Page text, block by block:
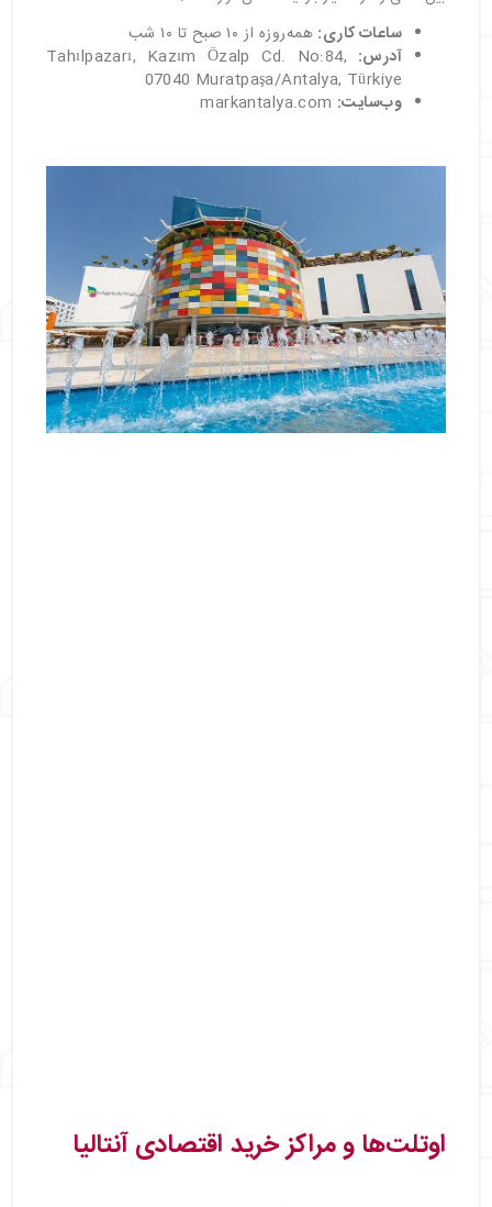
ساعات کاری: همه‌روزه از ۱۰ صبح تا ۱۰ شب
آدرس: Tahılpazarı, Kazım Özalp Cd. No:84,
07040 Muratpaşa/Antalya, Türkiye
وب‌سایت:
اوتلت‌ها و مراکز خرید اقتصادی آنتالیا